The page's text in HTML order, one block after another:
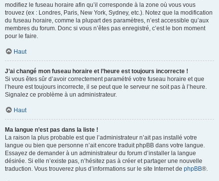
modifiez le fuseau horaire afin qu’il corresponde à la zone où vous vous
trouvez (ex : Londres, Paris, New York, Sydney, etc.). Notez que la modification
du fuseau horaire, comme la plupart des paramètres, n’est accessible qu’aux
membres du forum. Donc si vous n’êtes pas enregistré, c’est le bon moment
pour le faire.
Haut
J’ai changé mon fuseau horaire et l’heure est toujours incorrecte !
Si vous êtes sûr d’avoir correctement paramétré votre fuseau horaire et que
l’heure est toujours incorrecte, il se peut que le serveur ne soit pas à l’heure.
Signalez ce problème à un administrateur.
Haut
Ma langue n’est pas dans la liste !
La raison la plus probable est que l’administrateur n’ait pas installé votre
langue ou bien que personne n’ait encore traduit phpBB dans votre langue.
Essayez de demander à un administrateur du forum d’installer la langue
désirée. Si elle n’existe pas, n’hésitez pas à créer et partager une nouvelle
traduction. Vous trouverez plus d’informations sur le site Internet de phpBB®.